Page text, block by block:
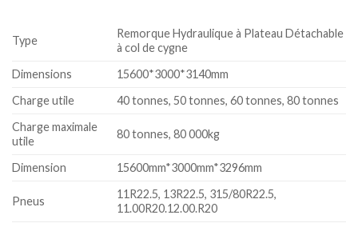
Type
Remorque Hydraulique à Plateau Détachable
à col de cygne
Dimensions
15600*3000*3140mm
Charge utile
40 tonnes, 50 tonnes, 60 tonnes, 80 tonnes
Charge maximale
utile
80 tonnes, 80 000kg
Dimension 15600mm*3000mm*3296mm
Pneus
11R22.5, 13R22.5, 315/80R22.5,
11.00R20.12.00.R20